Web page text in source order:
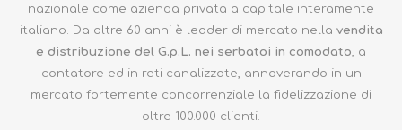
nazionale come azienda privata a capitale interamente
italiano. Da oltre 60 anni è leader di mercato nella vendita
e distribuzione del G.p.L. nei serbatoi in comodato , a
contatore ed in reti canalizzate, annoverando in un
mercato fortemente concorrenziale la fidelizzazione di
oltre 100.000 clienti.